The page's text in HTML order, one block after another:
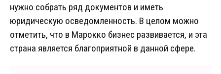
нужно собрать ряд документов и иметь
юридическую осведомленность. В целом можно
отметить, что в Марокко бизнес развивается, и эта
страна является благоприятной в данной сфере.